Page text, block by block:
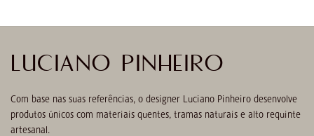
LUCIANO PINHEIRO
Com base nas suas referências, o designer Luciano Pinheiro desenvolve
produtos únicos com materiais quentes, tramas naturais e alto requinte
artesanal.